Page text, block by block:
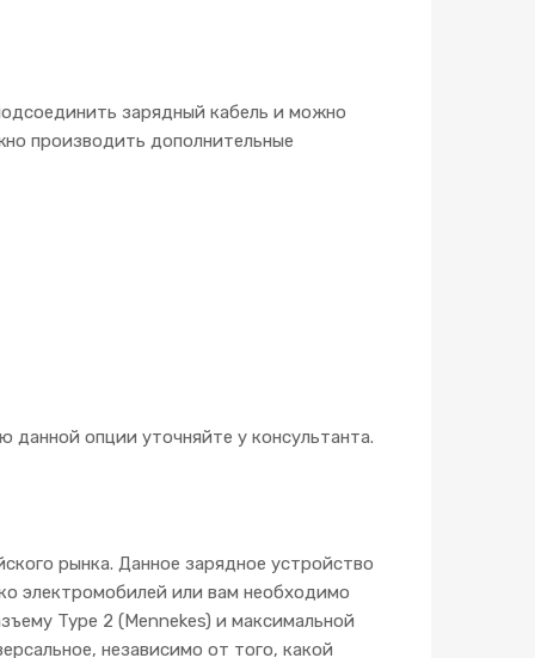
зарядный кабель и можно
производить дополнительные
опции уточняйте у консультанта.
рынка. Данное зарядное устройство
электромобилей или вам необходимо
Type 2 (Mennekes) и максимальной
независимо от того, какой